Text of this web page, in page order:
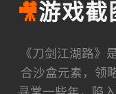
🎥游戏截
《刀剑江湖路》
合沙盒元素，领